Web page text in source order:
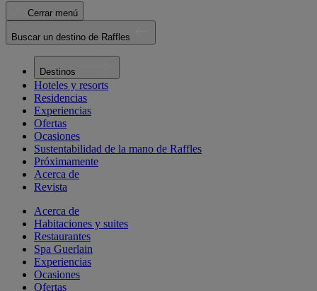
Cerrar menú
Buscar un destino de Raffles
Destinos
Hoteles y resorts
Residencias
Experiencias
Ofertas
Ocasiones
Sustentabilidad de la mano de Raffles
Próximamente
Acerca de
Revista
Acerca de
Habitaciones y suites
Restaurantes
Spa Guerlain
Experiencias
Ocasiones
Ofertas